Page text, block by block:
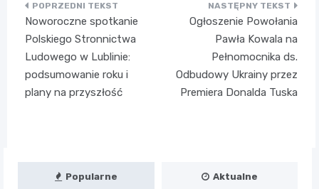
Nawigacja
wpisu
Noworoczne spotkanie
Polskiego Stronnictwa
Ludowego w Lublinie:
podsumowanie roku i
plany na przyszłość
Ogłoszenie Powołania
Pawła Kowala na
Pełnomocnika ds.
Odbudowy Ukrainy przez
Premiera Donalda Tuska
Popularne Aktualne